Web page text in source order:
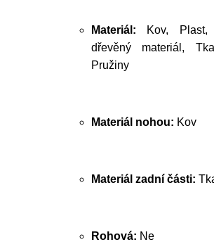
Materiál: Kov, Plast,
dřevěný materiál,
Pružiny
Materiál nohou: Kov
Materiál zadní části:
Rohová: Ne